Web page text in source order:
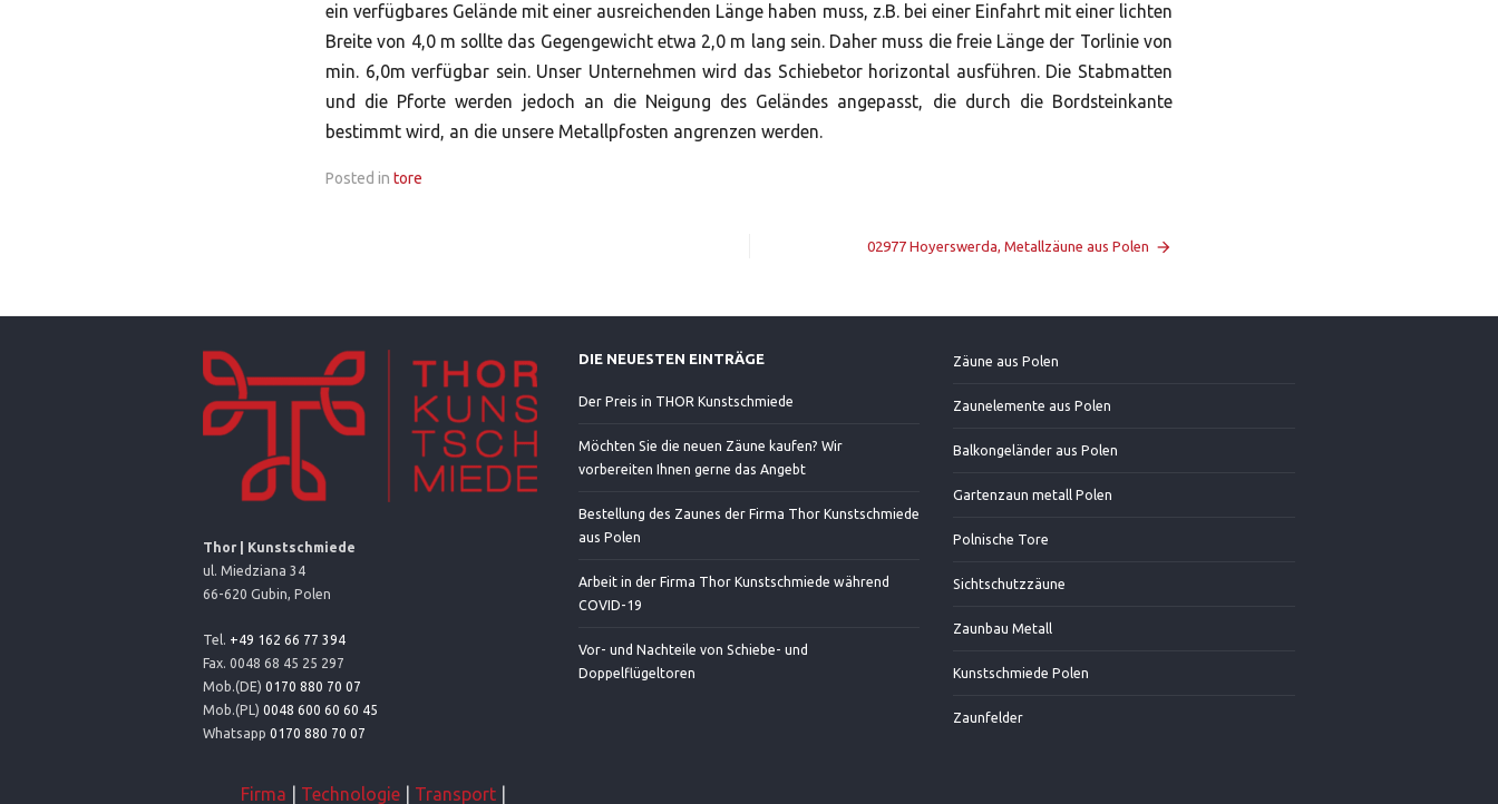
ein verfügbares Gelände mit einer ausreichenden Länge haben muss, z.B. bei einer Einfahrt mit einer lichten
Breite von 4,0 m sollte das Gegengewicht etwa 2,0 m lang sein. Daher muss die freie Länge der Torlinie von
min. 6,0m verfügbar sein. Unser Unternehmen wird das Schiebetor horizontal ausführen. Die Stabmatten
und die Pforte werden jedoch an die Neigung des Geländes angepasst, die durch die Bordsteinkante
bestimmt wird, an die unsere Metallpfosten angrenzen werden.
Posted in tore
02977 Hoyerswerda, Metallzäune aus Polen
Thor | Kunstschmiede
ul. Miedziana 34
66-620 Gubin, Polen
Tel. +49 162 66 77 394
Fax. 0048 68 45 25 297
Mob.(DE) 0170 880 70 07
Mob.(PL) 0048 600 60 60 45
Whatsapp 0170 880 70 07
Firma Technologie Transport
DIE NEUESTEN EINTRÄGE
Der Preis in THOR Kunstschmiede
Möchten Sie die neuen Zäune kaufen? Wir
vorbereiten Ihnen gerne das Angebt
Bestellung des Zaunes der Firma Thor Kunstschmiede
aus Polen
Arbeit in der Firma Thor Kunstschmiede während
COVID-19
Vor- und Nachteile von Schiebe- und
Doppelflügeltoren
Zäune aus Polen
Zaunelemente aus Polen
Balkongeländer aus Polen
Gartenzaun metall Polen
Polnische Tore
Sichtschutzzäune
Zaunbau Metall
Kunstschmiede Polen
Zaunfelder